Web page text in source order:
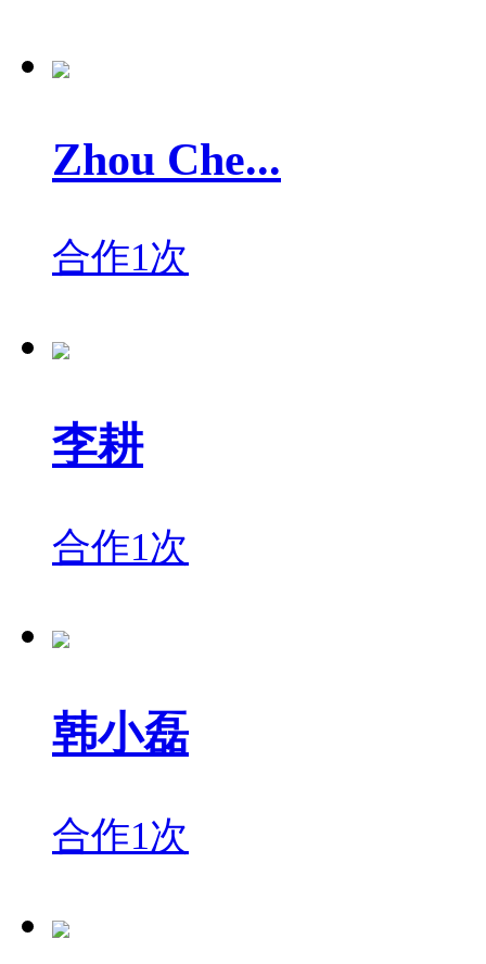
Zhou Che...
合作1次
李耕
合作1次
韩小磊
合作1次